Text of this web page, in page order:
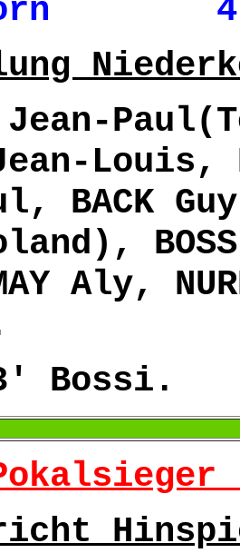
4-
Jean-
Jean-
BACK
Aly,
Bossi.